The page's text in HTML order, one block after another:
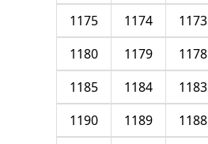
1173
1174
1175
1178
1179
1180
1183
1184
1185
1188
1189
1190